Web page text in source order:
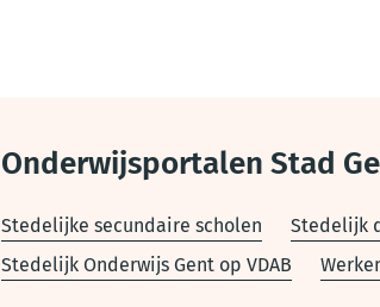
Onderwijsportalen Stad
Stedelijke secundaire scholen Stedelijk
Stedelijk Onderwijs Gent op VDAB